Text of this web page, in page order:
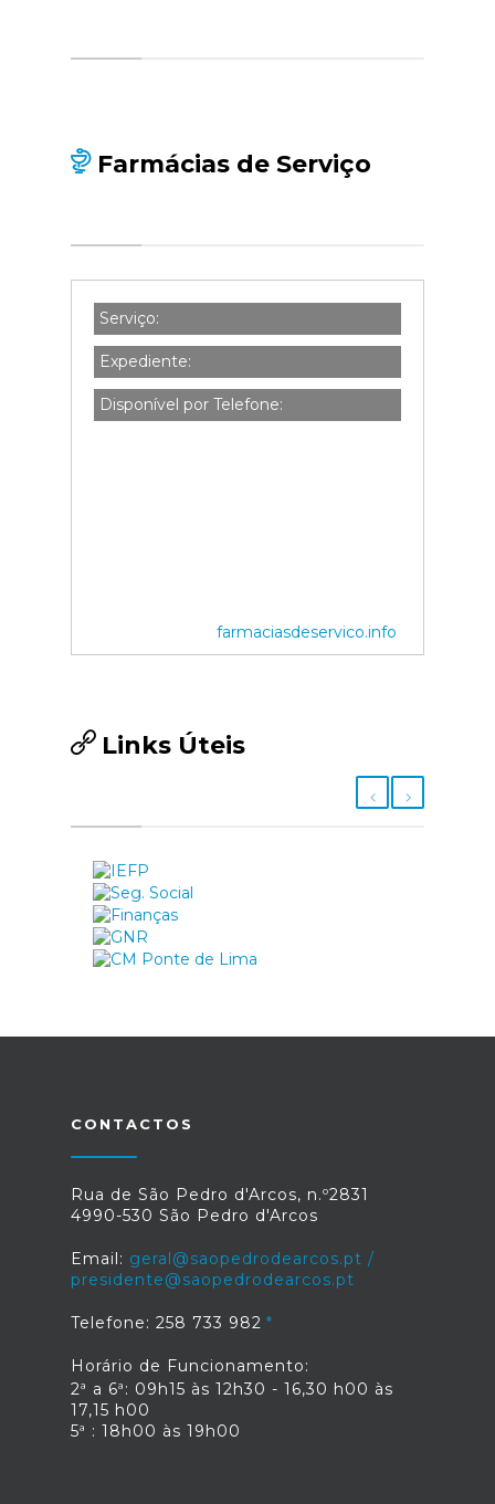
Farmácias de Serviço
Serviço:
Expediente:
Disponível por Telefone:
farmaciasdeservico.info
Links Úteis
CONTACTOS
Rua de São Pedro d'Arcos, n.º2831
4990-530 São Pedro d'Arcos
Email: geral@saopedrodearcos.pt /
presidente@saopedrodearcos.pt
Telefone: 258 733 982
Horário de Funcionamento:
2ª a 6ª: 09h15 às 12h30 - 16,30 h00 às
17,15 h00
5ª : 18h00 às 19h00